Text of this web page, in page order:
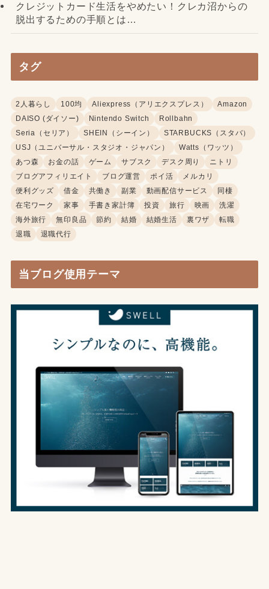
クレジットカード生活をやめたい！クレカ沼からの
脱出するための手順とは…
タグ
2人暮らし 100均 Aliexpress（アリエクスプレス）
Amazon
DAISO (ダイソー)
Nintendo Switch
Rollbahn
Seria（セリア）
SHEIN（シーイン）
STARBUCKS（スタバ）
USJ（ユニバーサル・スタジオ・ジャパン）
Watts（ワッツ）
あつ森
お金の話 ゲーム サブスク デスク周り
ニトリ
ブログアフィリエイト
ブログ運営 ポイ活
メルカリ
便利グッズ
借金 共働き 副業 動画配信サービス
同棲
在宅ワーク
家事 手書き家計簿 投資 旅行 映画
洗濯
海外旅行
無印良品 節約 結婚 結婚生活 裏ワザ
転職
退職
退職代行
当ブログ使用テーマ